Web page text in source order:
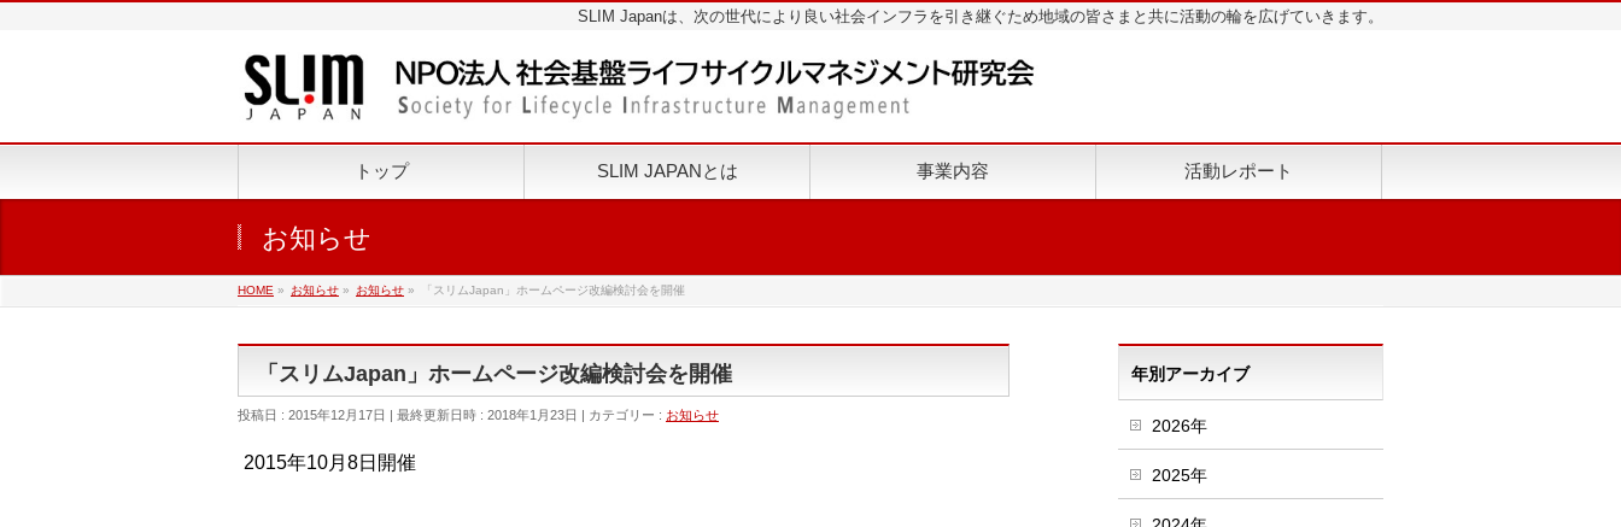
SLIM Japanは、次の世代により良い社会インフラを引き継ぐため地域の皆さまと共に活動の輪を広げていきます。
トップ SLIM JAPANとは 事業内容 活動レポート
お知らせ
HOME » お知らせ » お知らせ » 「スリムJapan」ホームページ改編検討会を開催
「スリムJapan」ホームページ改編検討会を開催
投稿日 : 2015年12月17日 最終更新日時 : 2018年1月23日 カテゴリー : お知らせ
2015年10月8日開催
年別アーカイブ
2026年
2025年